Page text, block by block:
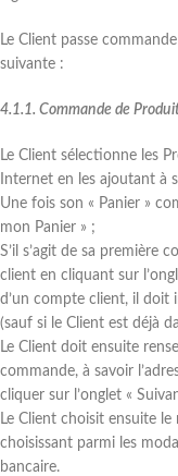
Le Client passe
suivante :
4.1.1. Commande de
Le Client sélectionne les
Internet en les ajoutant à
Une fois son « Panier »
mon Panier » ;
S’il s’agit de sa première
client en cliquant sur
d’un compte client, il doit
(sauf si le Client est déjà
Le Client doit ensuite
commande, à savoir
cliquer sur l’onglet «
Le Client choisit ensuite
choisissant parmi les
bancaire.